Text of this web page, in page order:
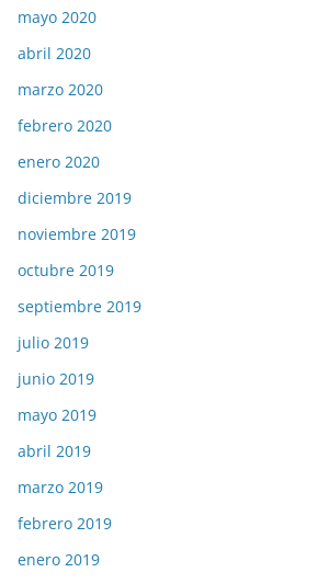
mayo 2020
abril 2020
marzo 2020
febrero 2020
enero 2020
diciembre 2019
noviembre 2019
octubre 2019
septiembre 2019
julio 2019
junio 2019
mayo 2019
abril 2019
marzo 2019
febrero 2019
enero 2019